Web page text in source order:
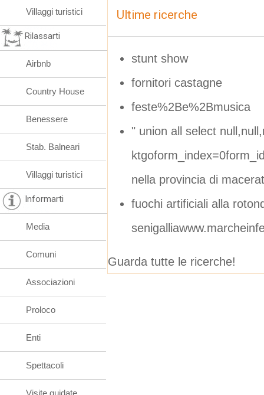
Ultime ricerche
stunt show
fornitori castagne
feste%2Be%2Bmusica
" union all select
nella provincia di
fuochi artificiali alla
Guarda tutte le ricerche!
Villaggi turistici
Rilassarti
Airbnb
Country House
Benessere
Stab. Balneari
Villaggi turistici
Informarti
Media
Comuni
Associazioni
Proloco
Enti
Spettacoli
Visite guidate